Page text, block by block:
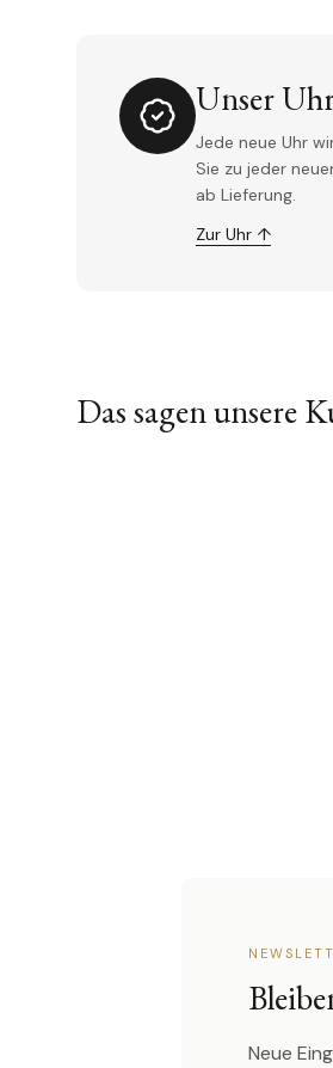
Unser
Jede neue Uhr
Sie zu jeder
ab Lieferung.
Zur Uhr ↑
Das sagen unsere
Neue